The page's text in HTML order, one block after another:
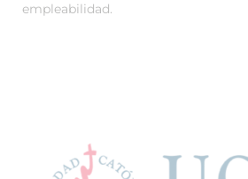
empleabilidad.